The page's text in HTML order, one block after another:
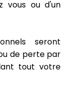
vous ou d'un
seront
de perte par
tout votre